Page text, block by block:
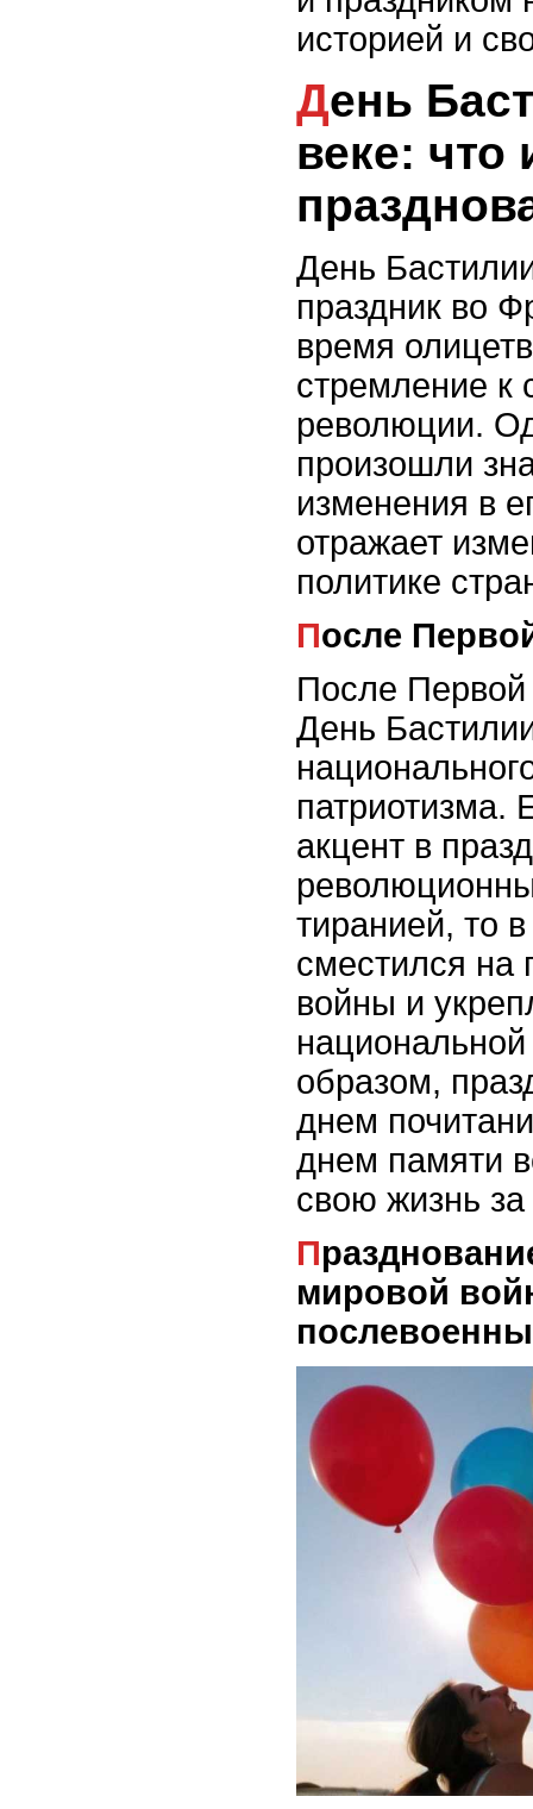
историей и
День Бастилии в XX
веке: что
День
праздник во
время
стремление к
революции.
произошли
изменения в
отражает
политике
После
После
День
патриотизма.
акцент в
тиранией, то
сместился на
войны и
образом,
днем
днем памяти
свою жизнь за
Празднование в годы Второй
мировой